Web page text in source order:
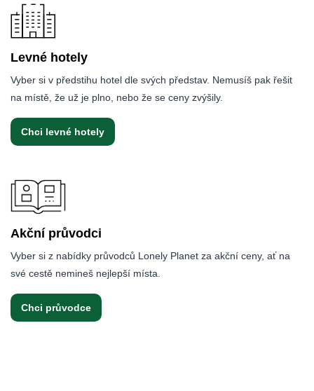
Levné hotely
Vyber si v předstihu hotel dle svých představ. Nemusíš pak řešit
na místě, že už je plno, nebo že se ceny zvýšily.
Chci levné hotely
Akční průvodci
Vyber si z nabídky průvodců Lonely Planet za akční ceny, ať na
své cestě nemineš nejlepší místa.
Chci průvodce